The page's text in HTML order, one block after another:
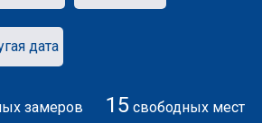
дата
замеров 15 свободных мест